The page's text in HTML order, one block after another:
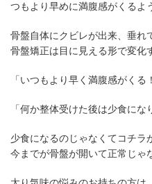
つもより早めに満腹感がくるよ
骨盤自体にクビレが出来、垂れ
骨盤矯正は目に見える形で変化
「いつもより早く満腹感がくる
「何か整体受けた後は少食にな
少食になるのじゃなくてコチラ
今までが骨盤が開いて正常じゃ